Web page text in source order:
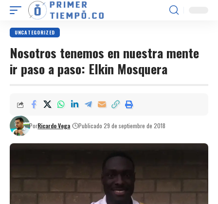
UNCATEGORIZED
Nosotros tenemos en nuestra mente
ir paso a paso: Elkin Mosquera
PorRicardo Vega Publicado 29 de septiembre de 2018